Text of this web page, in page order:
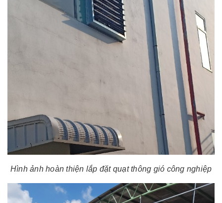
Hình ảnh hoàn thiện lắp đặt quạt thông gió công nghiệp